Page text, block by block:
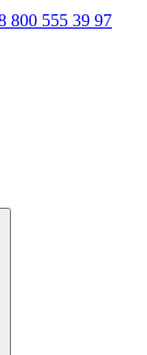
800 555 39 97